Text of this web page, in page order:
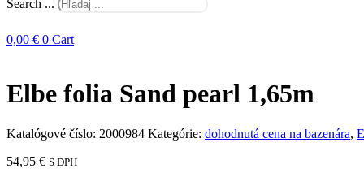
Search ...
0,00 € 0 Cart
Elbe folia Sand pearl 1,65m
Katalógové číslo: 2000984 Kategórie: dohodnutá cena na bazenára,
54,95 € S DPH